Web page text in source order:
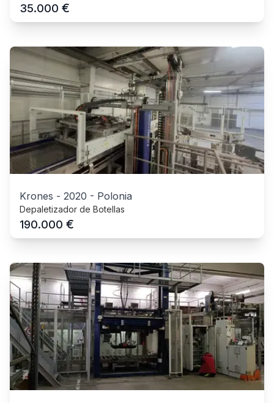
35.000 €
Krones - 2020 - Polonia
Depaletizador de Botellas
190.000 €